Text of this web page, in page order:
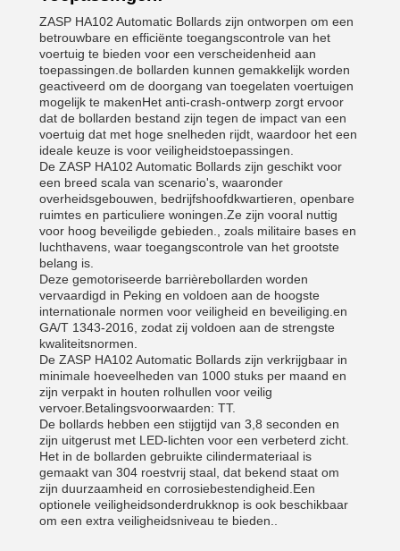
ZASP HA102 Automatic Bollards zijn ontworpen om een
betrouwbare en efficiënte toegangscontrole van het
voertuig te bieden voor een verscheidenheid aan
toepassingen.de bollarden kunnen gemakkelijk worden
geactiveerd om de doorgang van toegelaten voertuigen
mogelijk te makenHet anti-crash-ontwerp zorgt ervoor
dat de bollarden bestand zijn tegen de impact van een
voertuig dat met hoge snelheden rijdt, waardoor het een
ideale keuze is voor veiligheidstoepassingen.
De ZASP HA102 Automatic Bollards zijn geschikt voor
een breed scala van scenario's, waaronder
overheidsgebouwen, bedrijfshoofdkwartieren, openbare
ruimtes en particuliere woningen.Ze zijn vooral nuttig
voor hoog beveiligde gebieden., zoals militaire bases en
luchthavens, waar toegangscontrole van het grootste
belang is.
Deze gemotoriseerde barrièrebollarden worden
vervaardigd in Peking en voldoen aan de hoogste
internationale normen voor veiligheid en beveiliging.en
GA/T 1343-2016, zodat zij voldoen aan de strengste
kwaliteitsnormen.
De ZASP HA102 Automatic Bollards zijn verkrijgbaar in
minimale hoeveelheden van 1000 stuks per maand en
zijn verpakt in houten rolhullen voor veilig
vervoer.Betalingsvoorwaarden: TT.
De bollards hebben een stijgtijd van 3,8 seconden en
zijn uitgerust met LED-lichten voor een verbeterd zicht.
Het in de bollarden gebruikte cilindermateriaal is
gemaakt van 304 roestvrij staal, dat bekend staat om
zijn duurzaamheid en corrosiebestendigheid.Een
optionele veiligheidsonderdrukknop is ook beschikbaar
om een extra veiligheidsniveau te bieden..